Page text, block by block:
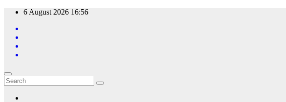
Skip
content
6 August 2026 16:56